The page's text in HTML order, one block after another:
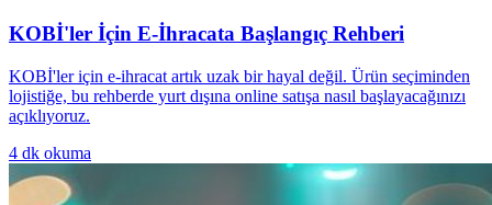
KOBİ'ler İçin E-İhracata Başlangıç Rehberi
KOBİ'ler için e-ihracat artık uzak bir hayal değil. Ürün seçiminden
lojistiğe, bu rehberde yurt dışına online satışa nasıl başlayacağınızı
açıklıyoruz.
4 dk okuma